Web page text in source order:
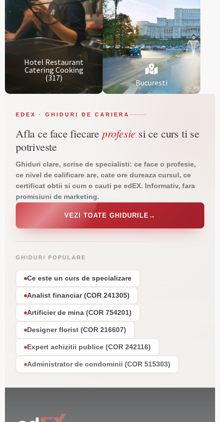
Hotel Restaurant
Catering Cooking
(317)
Bucuresti
EDEX · GHIDURI DE CARIERA
Afla ce face fiecare profesie si ce curs ti se
potriveste
Ghiduri clare, scrise de specialisti: ce face o profesie,
ce nivel de calificare are, cate ore dureaza cursul, ce
certificat obtii si cum o cauti pe edEX. Informativ, fara
promisiuni de marketing.
VEZI TOATE GHIDURILE →
GHIDURI POPULARE
Ce este un curs de specializare
Analist financiar (COR 241305)
Artificier de mina (COR 754201)
Designer florist (COR 216607)
Expert achizitii publice (COR 242116)
Administrator de condominii (COR 515303)